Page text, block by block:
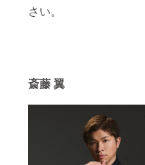
さい。
斎藤 翼